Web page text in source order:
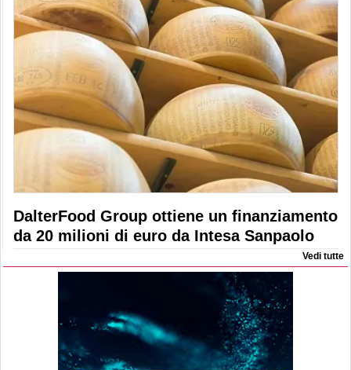
DalterFood Group ottiene un finanziamento
da 20 milioni di euro da Intesa Sanpaolo
Vedi tutte